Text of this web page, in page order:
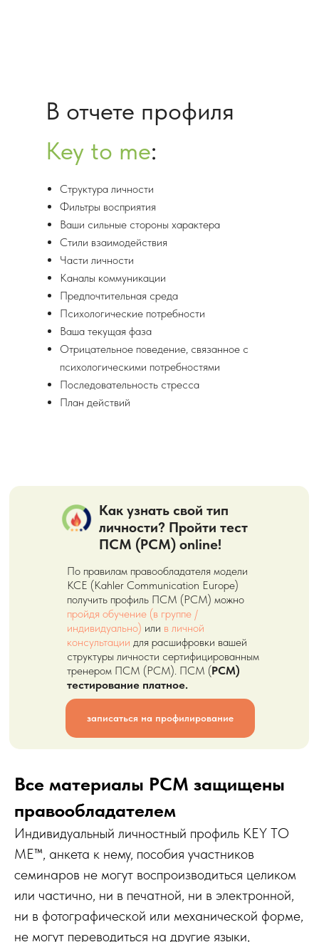
В отчете профиля
Key to me:
Структура личности
Фильтры восприятия
Ваши сильные стороны характера
Стили взаимодействия
Части личности
Каналы коммуникации
Предпочтительная среда
Психологические потребности
Ваша текущая фаза
Отрицательное поведение, связанное с
психологическими потребностями
Последовательность стресса
План действий
Как узнать свой тип
личности? Пройти тест
ПСМ (PCM) online!
записаться на профилирование
По правилам правообладателя модели
KCE (Kahler Communication Europe)
получить профиль ПСМ (PCM) можно
пройдя обучение (в группе /
индивидуально) или в личной
консультации для расшифровки вашей
структуры личности сертифицированным
тренером ПСМ (PCM). ПСМ (PCM)
тестирование платное.
Все материалы PCM защищены
правообладателем
Индивидуальный личностный профиль KEY TO
ME™, анкета к нему, пособия участников
семинаров не могут воспроизводиться целиком
или частично, ни в печатной, ни в электронной,
ни в фотографической или механической форме,
не могут переводиться на другие языки,